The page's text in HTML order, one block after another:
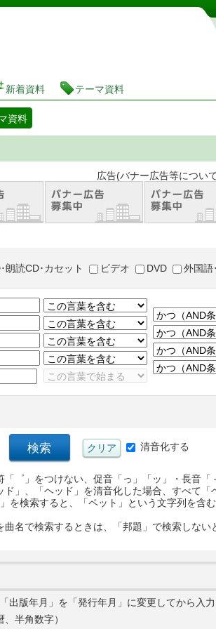
検索・予約システム
新着資料 テーマ資料
資料
ー広告等については、千葉市が
朗読CD･カセット ビデオ DVD 外国語
清音化する
゜」をつけない、促音「っ」「ッ」・長音「
」、「ヘッド」を清音化した場合、すべて「
を検索すると、「ペット」という文字列を含
名で検索するときは、「邦題」で検索しない
版年月」を「発行年月」に変更してから入力
半角数字）